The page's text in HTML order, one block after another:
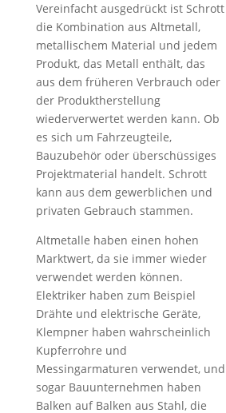
Vereinfacht ausgedrückt ist Schrott
die Kombination aus Altmetall,
metallischem Material und jedem
Produkt, das Metall enthält, das
aus dem früheren Verbrauch oder
der Produktherstellung
wiederverwertet werden kann. Ob
es sich um Fahrzeugteile,
Bauzubehör oder überschüssiges
Projektmaterial handelt. Schrott
kann aus dem gewerblichen und
privaten Gebrauch stammen.
Altmetalle haben einen hohen
Marktwert, da sie immer wieder
verwendet werden können.
Elektriker haben zum Beispiel
Drähte und elektrische Geräte,
Klempner haben wahrscheinlich
Kupferrohre und
Messingarmaturen verwendet, und
sogar Bauunternehmen haben
Balken auf Balken aus Stahl, die